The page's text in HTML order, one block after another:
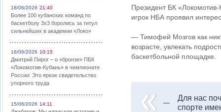
18/06/2026 21:40
Более 100 кубанских команд по
баскетболу 3х3 боролись за титул
сильнейших в академии «Локо»
16/06/2026 10:15
Дмитрий Пирог – о «бронзе» ПБК
«Локомотив-Кубань» в чемпионате
России: Это яркое свидетельство
упорного труда
15/06/2026 14:11
Президент БК
игрок НБА проявил
— Тимофей Мозгов как
возрасте, увлекать
баскетбольной площадке.
Для нас
спорте